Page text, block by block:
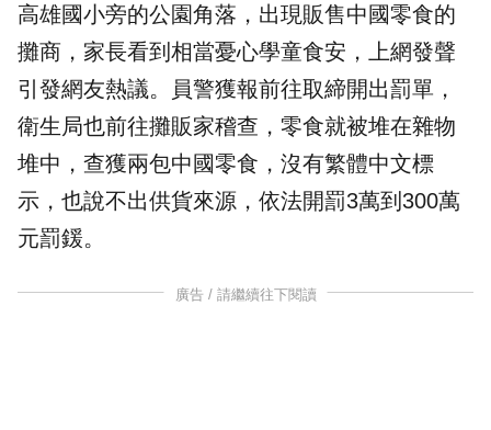
高雄國小旁的公園角落，出現販售中國零食的
攤商，家長看到相當憂心學童食安，上網發聲
引發網友熱議。員警獲報前往取締開出罰單，
衛生局也前往攤販家稽查 ，零食就被堆在雜物
堆中，查獲兩包中國零食，沒有繁體中文標
示，也說不出供貨來源，依法開罰3萬到300萬
元罰鍰。
廣告 / 請繼續往下閱讀